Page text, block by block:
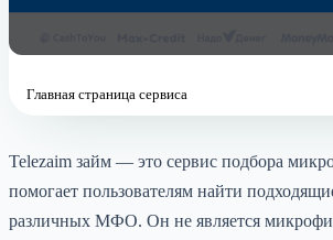
Главная страница сервиса
Telezaim займ — это сервис подбора
помогает пользователям найти
различных МФО. Он не является